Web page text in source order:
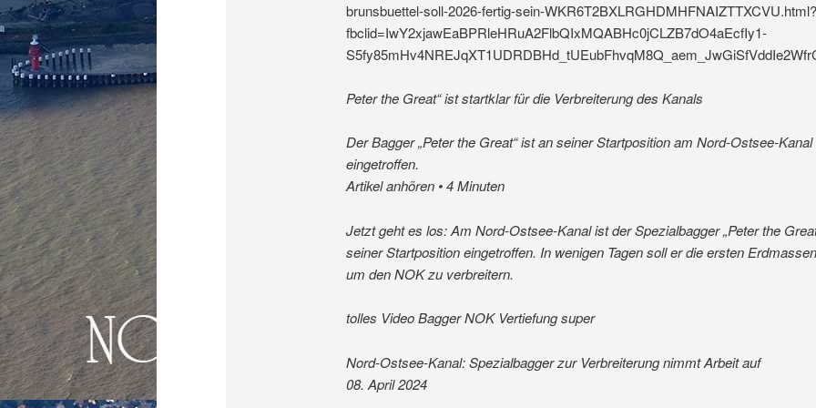
brunsbuettel-soll-2026-fertig-sein-WKR6T2BXLRGHDMHFNAIZTTXCVU.html?
fbclid=IwY2xjawEaBPRleHRuA2FlbQIxMQABHc0jCLZB7dO4aEcfIy1-
Peter the Great“ ist startklar für die Verbreiterung des Kanals
Der Bagger „Peter the Great“ ist an seiner Startposition am Nord-Ostsee-Kanal
eingetroffen.
Artikel anhören • 4 Minuten
Jetzt geht es los: Am Nord-Ostsee-Kanal ist der Spezialbagger „Peter the
seiner Startposition eingetroffen. In wenigen Tagen soll er die ersten
um den NOK zu verbreitern.
tolles Video Bagger NOK Vertiefung super
Nord-Ostsee-Kanal: Spezialbagger zur Verbreiterung nimmt Arbeit auf
08. April 2024